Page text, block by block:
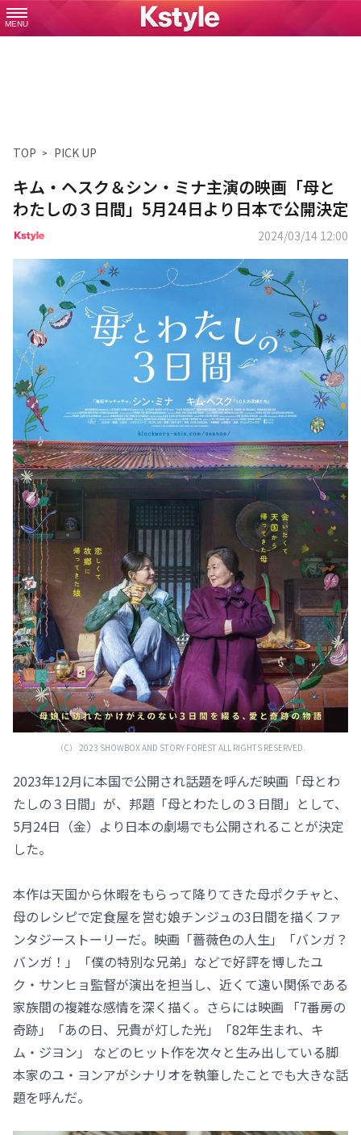
MENU
TOP PICK UP
キム・ヘスク＆シン・ミナ主演の映画「母と
わたしの３日間」5月24日より日本で公開決定
2024/03/14 12:00
（C） 2023 SHOWBOX AND STORY FOREST ALL RIGHTS RESERVED.
2023年12月に本国で公開され話題を呼んだ映画「母とわ
たしの３日間」が、邦題「母とわたしの３日間」として、
5月24日（金）より日本の劇場でも公開されることが決定
した。
本作は天国から休暇をもらって降りてきた母ポクチャと、
母のレシピで定食屋を営む娘チンジュの3日間を描くファ
ンタジーストーリーだ。映画「薔薇色の人生」「バンガ？
バンガ！」「僕の特別な兄弟」などで好評を博したユ
ク・サンヒョ監督が演出を担当し、近くて遠い関係である
家族間の複雑な感情を深く描く。さらには映画 「7番房の
奇跡」「あの日、兄貴が灯した光」「82年生まれ、キ
ム・ジヨン」 などのヒット作を次々と生み出している脚
本家のユ・ヨンアがシナリオを執筆したことでも大きな話
題を呼んだ。